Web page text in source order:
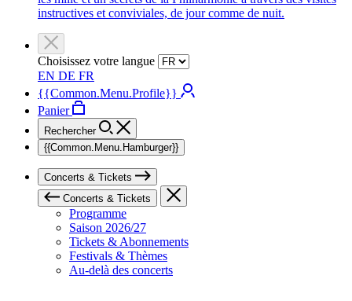
instructives et conviviales, de jour comme de nuit.
Choisissez votre langue
EN DE FR
{{Common.Menu.Profile}}
Panier
Rechercher
{{Common.Menu.Hamburger}}
Concerts & Tickets
Concerts & Tickets
Programme
Saison 2026/27
Tickets & Abonnements
Festivals & Thèmes
Au-delà des concerts